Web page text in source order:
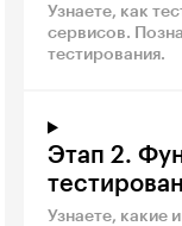
Узнаете, как
сервисов.
тестирования.
Этап 2.
Узнаете, какие